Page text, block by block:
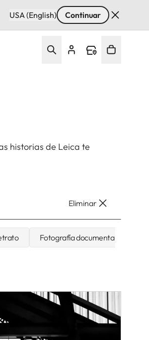
USA (English) Continuar
historias de Leica te
Eliminar
Fotografía documental y de